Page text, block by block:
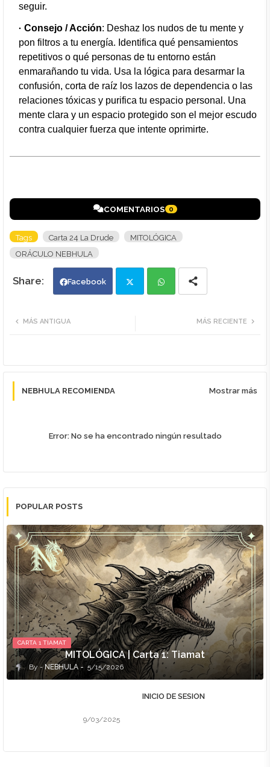
seguir.
Consejo / Acción: Deshaz los nudos de tu mente y
pon filtros a tu energía. Identifica qué pensamientos
repetitivos o qué personas de tu entorno están
enmarañando tu vida. Usa la lógica para desarmar la
confusión, corta de raíz los lazos de dependencia o las
relaciones tóxicas y purifica tu espacio personal. Una
mente clara y un espacio protegido son el mejor escudo
contra cualquier fuerza que intente oprimirte.
COMENTARIOS 0
Tags Carta 24 La Drude
MITOLÓGICA
ORÁCULO NEBHULA
Facebook
r app
MÁS RECIENTE
MÁS ANTIGUA
NEBHULA RECOMIENDA Mostrar más
Error:No se ha encontrado ningún resultado
POPULAR POSTS
CARTA 1 TIAMAT
MITOLÓGICA | Carta 1: Tiamat
NEBHULA 5/15/2026
INICIO DE SESION
9/03/2025